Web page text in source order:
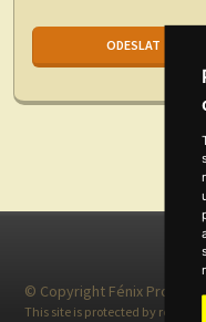
© Copyright Fénix
This site is protected by